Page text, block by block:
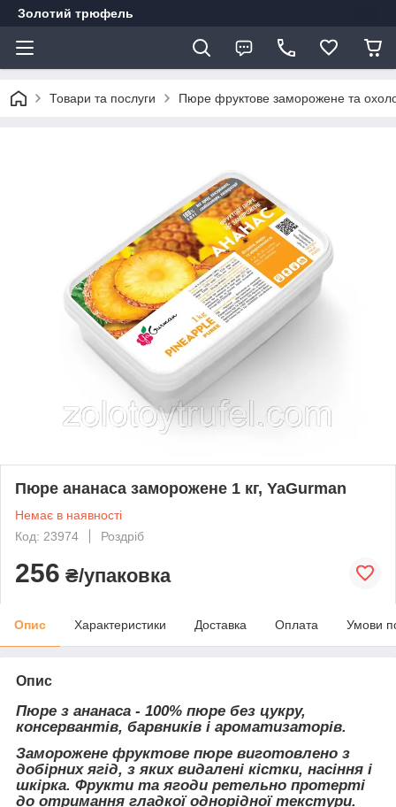
Золотий трюфель
Товари та послуги Пюре фруктове заморожене та
Пюре ананаса заморожене 1 кг, YaGurman
Немає в наявності
Код: 23974
Роздріб
256 ₴/упаковка
Опис Характеристики Доставка Оплата Умови
Опис
Пюре з ананаса - 100% пюре без цукру,
консервантів, барвників і ароматизаторів.
Заморожене фруктове пюре виготовлено з
добірних ягід, з яких видалені кістки, насіння і
шкірка. Фрукти та ягоди ретельно протерті
до отримання гладкої однорідної текстури.